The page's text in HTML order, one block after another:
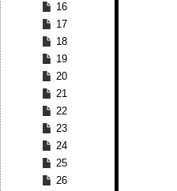
16
17
18
19
20
21
22
23
24
25
26